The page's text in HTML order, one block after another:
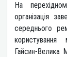
На
організація
середнього
користування
Гайсин-Велика